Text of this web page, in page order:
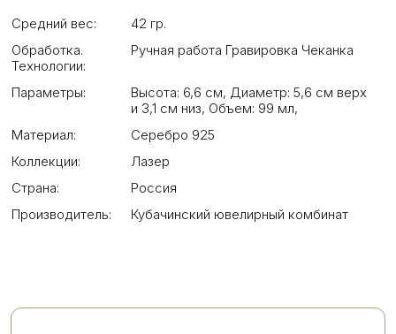
Средний вес:
42 гр.
Обработка.
Технологии:
Ручная работа Гравировка Чеканка
Параметры: Высота: 6,6 см, Диаметр: 5,6 см верх
и 3,1 см низ, Объем: 99 мл,
Материал:
Серебро 925
Коллекции:
Лазер
Страна:
Россия
Производитель:
Кубачинский ювелирный комбинат